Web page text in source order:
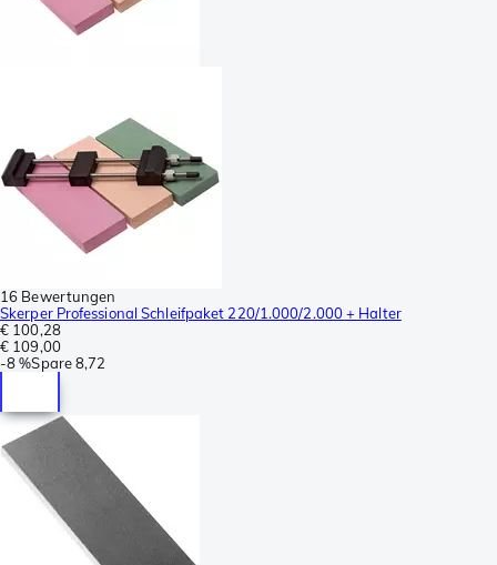
16 Bewertungen
Skerper Professional Schleifpaket 220/1.000/2.000 + Halter
€ 100,28
€ 109,00
-8 %Spare8,72